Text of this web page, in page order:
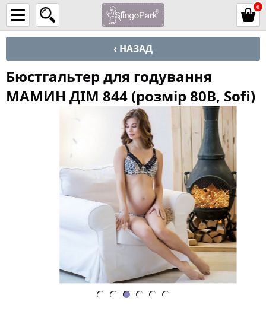
0
‹ НАЗАД
Бюстгальтер для годування
МАМИН ДІМ 844 (розмір 80B, Sofi)